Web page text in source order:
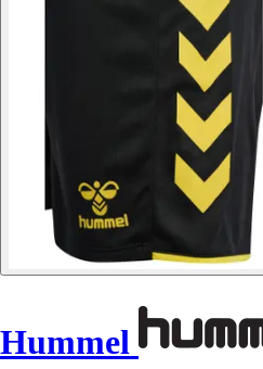
Hummel